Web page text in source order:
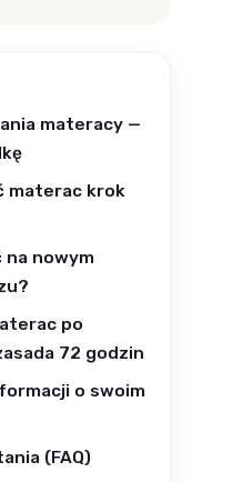
materacy —
materac krok
na nowym
po
72 godzin
o swoim
(FAQ)